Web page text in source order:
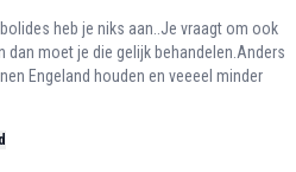
heb je niks aan..Je vraagt om ook
dan moet je die gelijk behandelen.Anders
Engeland houden en veeeel minder